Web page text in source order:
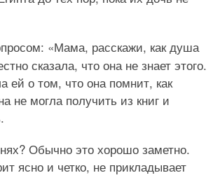
«Мама, расскажи, как душа
сказала, что она не знает этого.
ей о том, что она помнит, как
не могла получить из книг и
Обычно это хорошо заметно.
ясно и четко, не прикладывает